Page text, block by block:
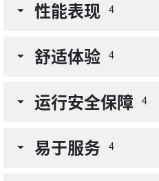
性能表现 4
舒适体验 4
运行安全保障 4
易于服务 4